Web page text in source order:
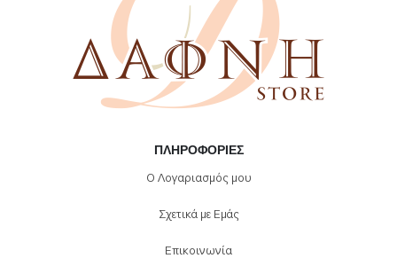
ΠΛΗΡΟΦΟΡΊΕΣ
Ο Λογαριασμός μου
Σχετικά με Εμάς
Επικοινωνία